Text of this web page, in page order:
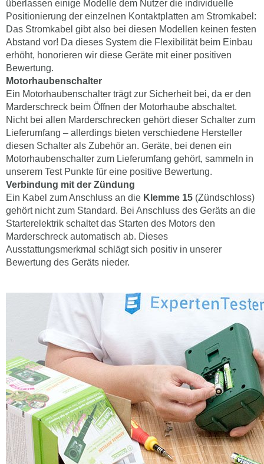
überlassen einige Modelle dem Nutzer die individuelle
Positionierung der einzelnen Kontaktplatten am Stromkabel:
Das Stromkabel gibt also bei diesen Modellen keinen festen
Abstand vor! Da dieses System die Flexibilität beim Einbau
erhöht, honorieren wir diese Geräte mit einer positiven
Bewertung.
Motorhaubenschalter
Ein Motorhaubenschalter trägt zur Sicherheit bei, da er den
Marderschreck beim Öffnen der Motorhaube abschaltet.
Nicht bei allen Marderschrecken gehört dieser Schalter zum
Lieferumfang – allerdings bieten verschiedene Hersteller
diesen Schalter als Zubehör an. Geräte, bei denen ein
Motorhaubenschalter zum Lieferumfang gehört, sammeln in
unserem Test Punkte für eine positive Bewertung.
Verbindung mit der Zündung
Ein Kabel zum Anschluss an die Klemme 15 (Zündschloss)
gehört nicht zum Standard. Bei Anschluss des Geräts an die
Starterelektrik schaltet das Starten des Motors den
Marderschreck automatisch ab. Dieses
Ausstattungsmerkmal schlägt sich positiv in unserer
Bewertung des Geräts nieder.